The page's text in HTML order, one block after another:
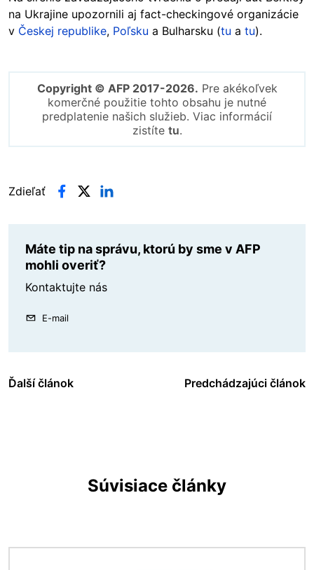
na Ukrajine upozornili aj fact-checkingové organizácie
v Českej republike, Poľsku a Bulharsku (tu a tu).
Copyright © AFP 2017-2026. Pre akékoľvek
komerčné použitie tohto obsahu je nutné
predplatenie našich služieb. Viac informácií
zistíte tu.
Zdieľať
Máte tip na správu, ktorú by sme v AFP
mohli overiť?
Kontaktujte nás
E-mail
Ďalší článok Predchádzajúci článok
Súvisiace články